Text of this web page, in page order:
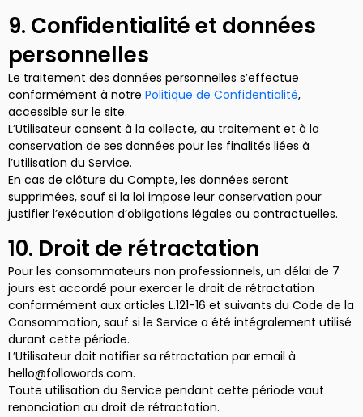
9. Confidentialité et données
personnelles
Le traitement des données personnelles s’effectue
conformément à notre Politique de Confidentialité,
accessible sur le site.
L’Utilisateur consent à la collecte, au traitement et à la
conservation de ses données pour les finalités liées à
l’utilisation du Service.
En cas de clôture du Compte, les données seront
supprimées, sauf si la loi impose leur conservation pour
justifier l’exécution d’obligations légales ou contractuelles.
10. Droit de rétractation
Pour les consommateurs non professionnels, un délai de 7
jours est accordé pour exercer le droit de rétractation
conformément aux articles L.121-16 et suivants du Code de la
Consommation, sauf si le Service a été intégralement utilisé
durant cette période.
L’Utilisateur doit notifier sa rétractation par email à
hello@followords.com.
Toute utilisation du Service pendant cette période vaut
renonciation au droit de rétractation.